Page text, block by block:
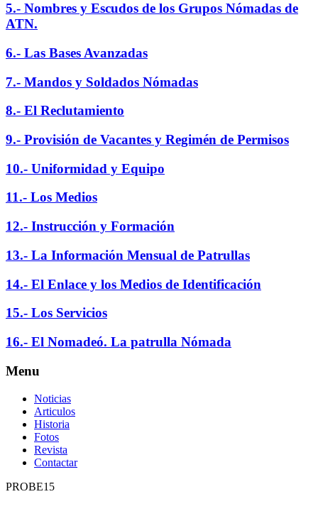
5.- Nombres y Escudos de los Grupos Nómadas de
ATN.
6.- Las Bases Avanzadas
7.- Mandos y Soldados Nómadas
8.- El Reclutamiento
9.- Provisión de Vacantes y Regimén de Permisos
10.- Uniformidad y Equipo
11.- Los Medios
12.- Instrucción y Formación
13.- La Información Mensual de Patrullas
14.- El Enlace y los Medios de Identificación
15.- Los Servicios
16.- El Nomadeó. La patrulla Nómada
Menu
Noticias
Articulos
Historia
Fotos
Revista
Contactar